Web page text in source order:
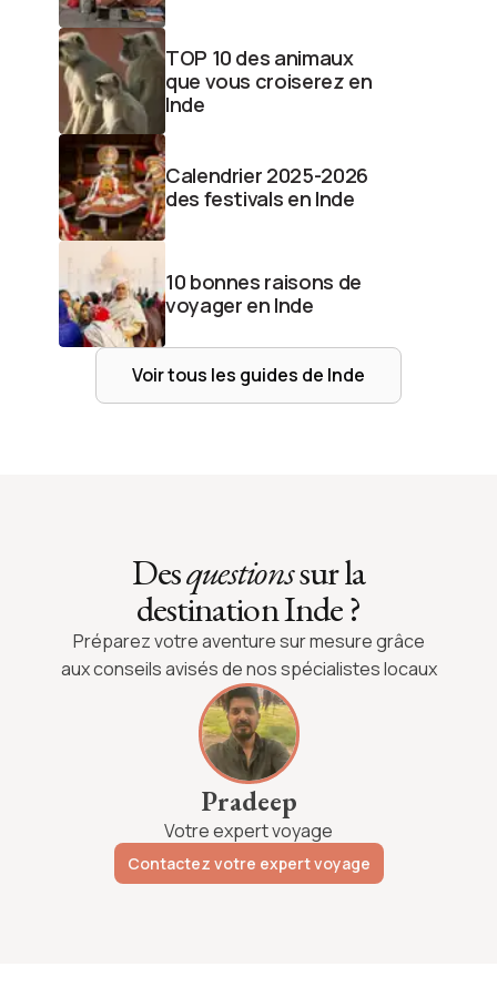
TOP 10 des animaux
que vous croiserez en
Inde
Calendrier 2025-2026
des festivals en Inde
10 bonnes raisons de
voyager en Inde
Voir tous les guides de Inde
Desquestionssur la
destination Inde ?
Préparez votre aventure sur mesure grâce
aux conseils avisés de nos spécialistes locaux
Pradeep
Votre expert voyage
Contactez votre expert voyage